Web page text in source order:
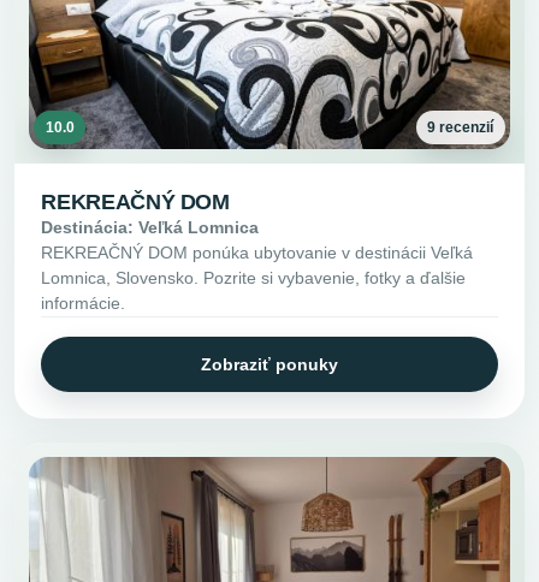
10.0 9 recenzií
REKREAČNÝ DOM
Destinácia: Veľká Lomnica
REKREAČNÝ DOM ponúka ubytovanie v destinácii Veľká
Lomnica, Slovensko. Pozrite si vybavenie, fotky a ďalšie
informácie.
Zobraziť ponuky